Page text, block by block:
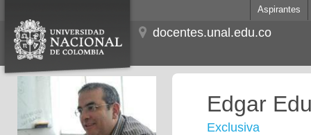
Aspirantes
docentes.unal.edu.co
Edgar
Exclusiva